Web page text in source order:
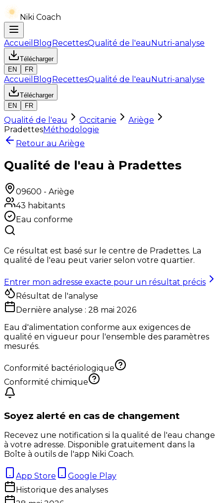
Niki Coach
Accueil BlogRecettesQualité de l'eauNutri-analyse
Télécharger
EN
FR
Accueil BlogRecettesQualité de l'eauNutri-analyse
Télécharger
EN
FR
Qualité de l'eau Occitanie
Ariège
PradettesMéthodologie
Retour au Ariège
Qualité de l'eau à Pradettes
09600 - Ariège
43 habitants
Eau conforme
Ce résultat est basé sur le centre de Pradettes. La
qualité de l'eau peut varier selon votre quartier.
Entrer mon adresse exacte pour un résultat précis
Résultat de l'analyse
Dernière analyse : 28 mai 2026
Eau d'alimentation conforme aux exigences de
qualité en vigueur pour l'ensemble des paramètres
mesurés.
Conformité bactériologique
Conformité chimique
Soyez alerté en cas de changement
Recevez une notification si la qualité de l'eau change
à votre adresse. Disponible gratuitement dans la
Boîte à outils de l'app Niki Coach.
App Store
Google Play
Historique des analyses